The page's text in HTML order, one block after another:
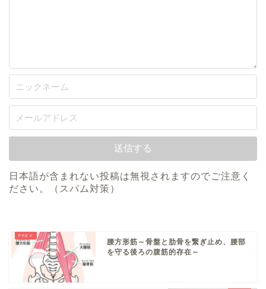
日本語が含まれない投稿は無視されますのでご注意く
ださい。（スパム対策）
腰方形筋～骨盤と肋骨を繋ぎ止め、腰部
を守る後ろの腹筋的存在～